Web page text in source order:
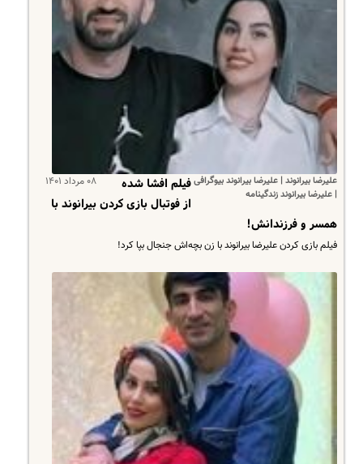
علیرضا بیرانوند | علیرضا بیرانوند بیوگرافی
| علیرضا بیرانوند زندگینامه
۰۸ مرداد ۱۴۰۱
فیلم افشا شده
از فوتبال بازی کردن بیرانوند با
همسر و فرزندانش!
فیلم بازی کردن علیرضا بیرانوند با زن بچه‌اش جنجال بپا کرد!